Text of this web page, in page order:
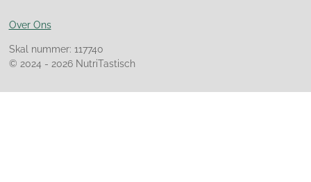
Over Ons
Skal nummer: 117740
© 2024 - 2026 NutriTastisch